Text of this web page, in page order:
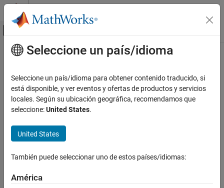
Saltar al contenido
Mostrar/ocultar menú de navegación
Inicio de Documentación
Contenido principal
How useful was this information?
Seleccione un país/idioma
Seleccione un país/idioma para obtener contenido traducido, si
está disponible, y ver eventos y ofertas de productos y servicios
locales. Según su ubicación geográfica, recomendamos que
seleccione:United States.
United States
También puede seleccionar uno de estos países/idiomas:
América